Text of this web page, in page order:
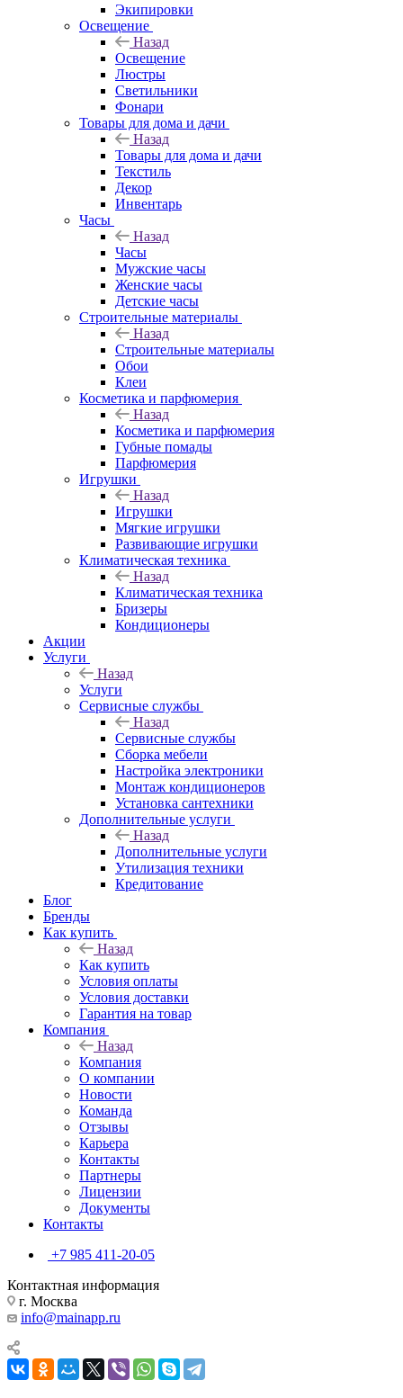
Экипировки
Освещение
Назад
Освещение
Люстры
Светильники
Фонари
Товары для дома и дачи
Назад
Товары для дома и дачи
Текстиль
Декор
Инвентарь
Часы
Назад
Часы
Мужские часы
Женские часы
Детские часы
Строительные материалы
Назад
Строительные материалы
Обои
Клеи
Косметика и парфюмерия
Назад
Косметика и парфюмерия
Губные помады
Парфюмерия
Игрушки
Назад
Игрушки
Мягкие игрушки
Развивающие игрушки
Климатическая техника
Назад
Климатическая техника
Бризеры
Кондиционеры
Акции
Услуги
Назад
Услуги
Сервисные службы
Назад
Сервисные службы
Сборка мебели
Настройка электроники
Монтаж кондиционеров
Установка сантехники
Дополнительные услуги
Назад
Дополнительные услуги
Утилизация техники
Кредитование
Блог
Бренды
Как купить
Назад
Как купить
Условия оплаты
Условия доставки
Гарантия на товар
Компания
Назад
Компания
О компании
Новости
Команда
Отзывы
Карьера
Контакты
Партнеры
Лицензии
Документы
Контакты
+7 985 411-20-05
Контактная информация
г. Москва
info@mainapp.ru